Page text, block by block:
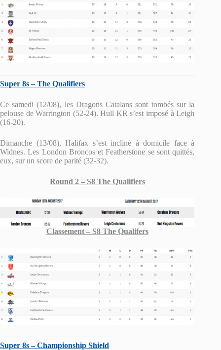
Super 8s – The Qualifiers
Ce samedi (12/08), les Dragons Catalans sont tombés sur la
pelouse de Warrington (52-24). Hull KR s’est imposé à Leigh
(16-20).
Dimanche (13/08), Halifax s’est incliné à domicile face à
Widnes. Les London Broncos et Featherstone se sont quittés,
eux, sur un score de parité (32-32).
Round 2 – S8 The Qualifiers
Classement – S8 The Qualifers
Super 8s – Championship Shield